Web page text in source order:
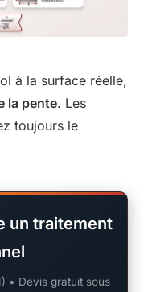
à la surface réelle,
la pente. Les
toujours le
un traitement
• Devis gratuit sous